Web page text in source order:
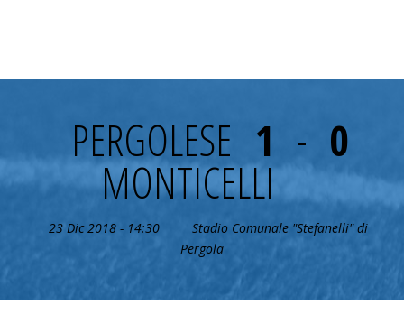
PERGOLESE 1 - 0
MONTICELLI
23 Dic 2018 - 14:30
Stadio Comunale "Stefanelli" di
Pergola